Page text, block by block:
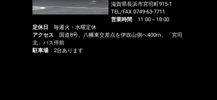
滋賀県長浜市宮司町915-1
TEL/FAX.0749-63-7711
営業時間 11:00～18:00
定休日 毎週火・水曜定休
アクセス 国道8号、八幡東交差点を伊吹山側へ400m、「宮司
北」バス停前
駐車場 2台あります